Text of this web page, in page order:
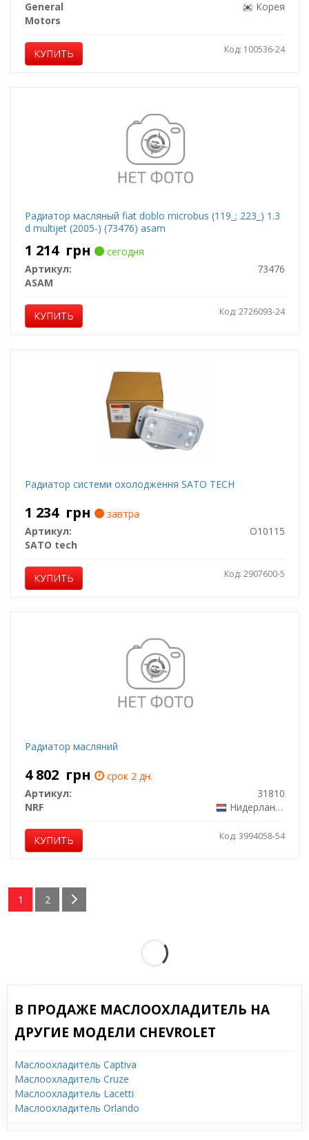
General
Motors
Корея
КУПИТЬ Код: 100536-24
Радиатор масляный fiat doblo microbus (119_; 223_) 1.3
d multijet (2005-) (73476) asam
1 214 грн
сегодня
Артикул:
73476
ASAM
КУПИТЬ Код: 2726093-24
Радиатор системи охолодження SATO TECH
1 234 грн
завтра
Артикул:
O10115
SATO tech
КУПИТЬ Код: 2907600-5
Радиатор масляний
4 802 грн
срок 2 дн.
Артикул:
31810
NRF
Нидерланды
КУПИТЬ Код: 3994058-54
1 2
В ПРОДАЖЕ МАСЛООХЛАДИТЕЛЬ НА
ДРУГИЕ МОДЕЛИ CHEVROLET
Маслоохладитель Captiva
Маслоохладитель Cruze
Маслоохладитель Lacetti
Маслоохладитель Orlando